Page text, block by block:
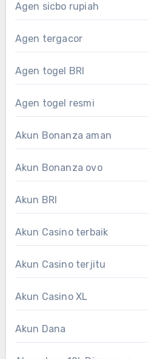
Agen sicbo rupiah
Agen tergacor
Agen togel BRI
Agen togel resmi
Akun Bonanza aman
Akun Bonanza ovo
Akun BRI
Akun Casino terbaik
Akun Casino terjitu
Akun Casino XL
Akun Dana